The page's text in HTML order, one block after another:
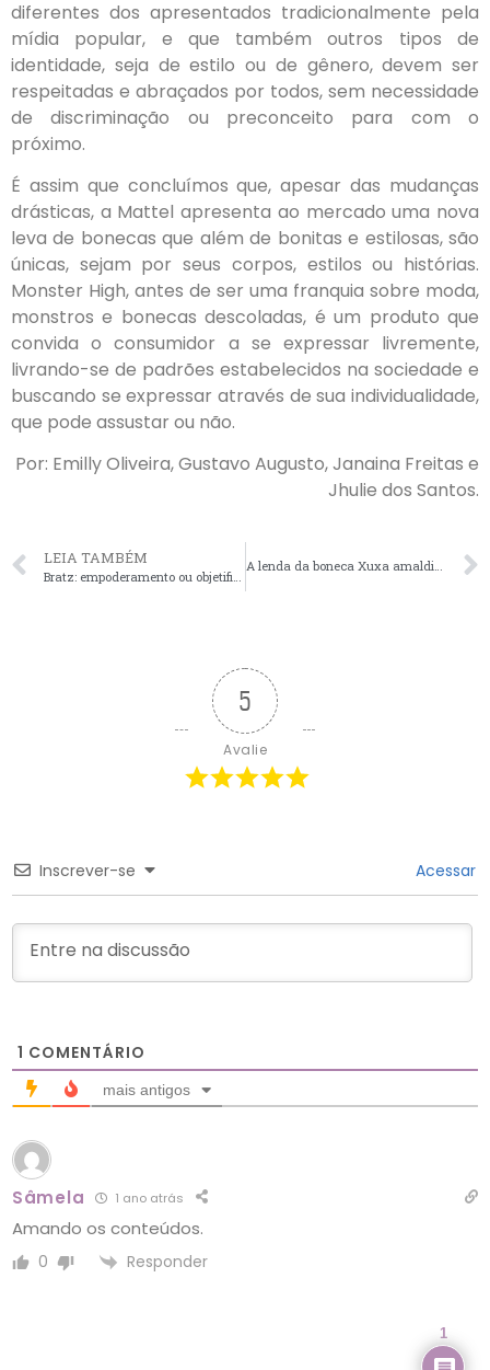
diferentes dos apresentados tradicionalmente pela
mídia popular, e que também outros tipos de
identidade, seja de estilo ou de gênero, devem ser
respeitadas e abraçados por todos, sem necessidade
de discriminação ou preconceito para com o
próximo.
É assim que concluímos que, apesar das mudanças
drásticas, a Mattel apresenta ao mercado uma nova
leva de bonecas que além de bonitas e estilosas, são
únicas, sejam por seus corpos, estilos ou histórias.
Monster High, antes de ser uma franquia sobre moda,
monstros e bonecas descoladas, é um produto que
convida o consumidor a se expressar livremente,
livrando-se de padrões estabelecidos na sociedade e
buscando se expressar através de sua individualidade,
que pode assustar ou não.
Por: Emilly Oliveira, Gustavo Augusto, Janaina Freitas e
Jhulie dos Santos.
LEIA TAMBÉM A lenda da boneca Xuxa amaldiçoada: o boato dos anos 80.
5
Avalie
Inscrever-se Acessar
1 COMENTÁRIO
mais antigos
Sâmela 1 ano atrás
Amando os conteúdos.
0 Responder
1